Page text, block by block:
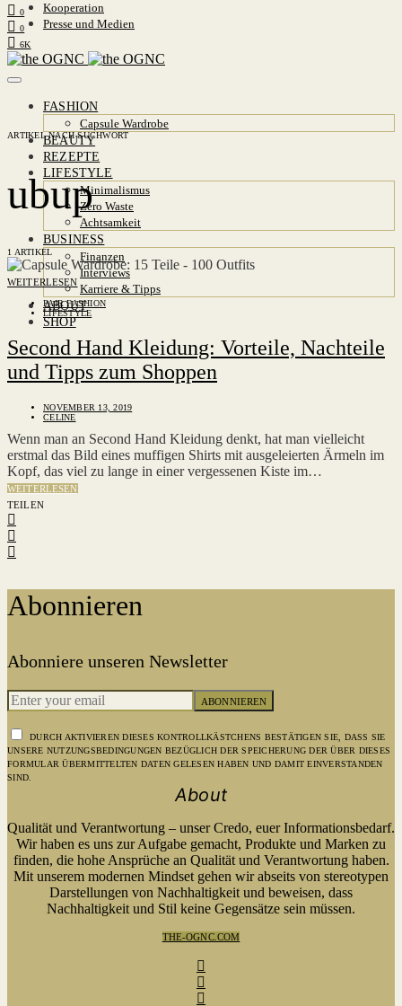
Kooperation
Presse und Medien
0
0
6K
FASHION
Capsule Wardrobe
BEAUTY
REZEPTE
LIFESTYLE
Minimalismus
Zero Waste
Achtsamkeit
BUSINESS
Finanzen
Interviews
Karriere & Tipps
ABOUT
SHOP
ARTIKEL NACH SUCHWORT
ubup
1 ARTIKEL
WEITERLESEN
FAIR FASHION
LIFESTYLE
Second Hand Kleidung: Vorteile, Nachteile
und Tipps zum Shoppen
NOVEMBER 13, 2019
CELINE
Wenn man an Second Hand Kleidung denkt, hat man vielleicht
erstmal das Bild eines muffigen Shirts mit ausgeleierten Ärmeln im
Kopf, das viel zu lange in einer vergessenen Kiste im…
WEITERLESEN
TEILEN
Abonnieren
Abonniere unseren Newsletter
ABONNIEREN
DURCH AKTIVIEREN DIESES KONTROLLKÄSTCHENS BESTÄTIGEN SIE, DASS SIE
UNSERE NUTZUNGSBEDINGUNGEN BEZÜGLICH DER SPEICHERUNG DER ÜBER DIESES
FORMULAR ÜBERMITTELTEN DATEN GELESEN HABEN UND DAMIT EINVERSTANDEN
SIND.
About
Qualität und Verantwortung – unser Credo, euer Informationsbedarf.
Wir haben es uns zur Aufgabe gemacht, Produkte und Marken zu
finden, die hohe Ansprüche an Qualität und Verantwortung haben.
Mit unserem modernen Mindset gehen wir abseits von stereotypen
Darstellungen von Nachhaltigkeit und beweisen, dass
Nachhaltigkeit und Stil keine Gegensätze sein müssen.
THE-OGNC.COM